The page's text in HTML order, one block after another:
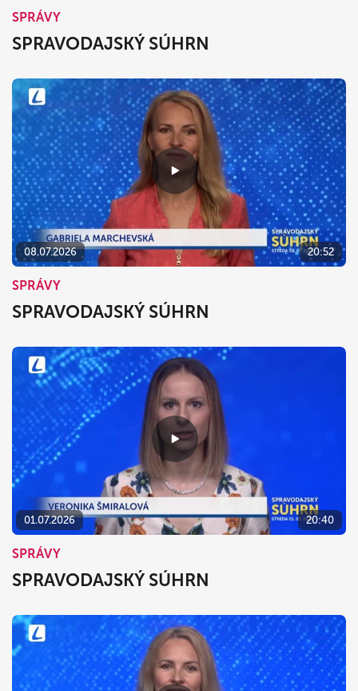
SPRÁVY
SPRAVODAJSKÝ SÚHRN
08.07.2026 20:52
SPRÁVY
SPRAVODAJSKÝ SÚHRN
01.07.2026 20:40
SPRÁVY
SPRAVODAJSKÝ SÚHRN